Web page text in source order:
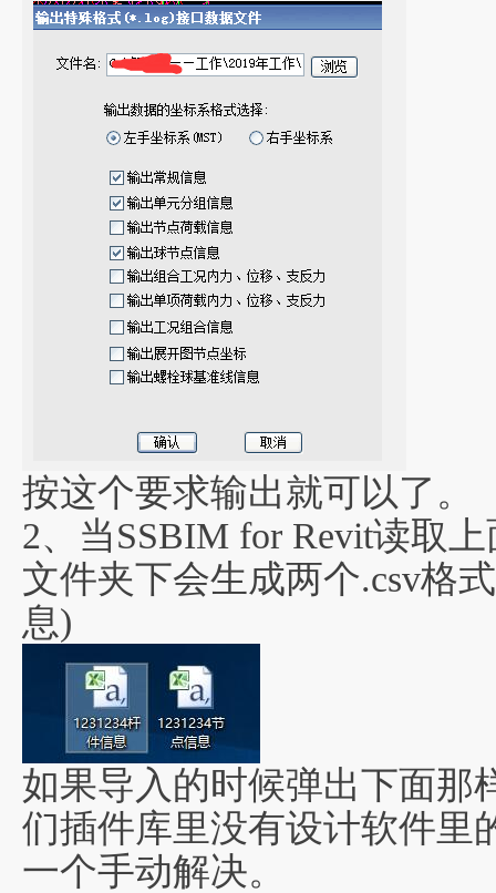
按这个要求输出就可以了。
2、当SSBIM for Revit读取
文件夹下会生成两个.csv格
息)
如果导入的时候弹出下面那
们插件库里没有设计软件里
一个手动解决。